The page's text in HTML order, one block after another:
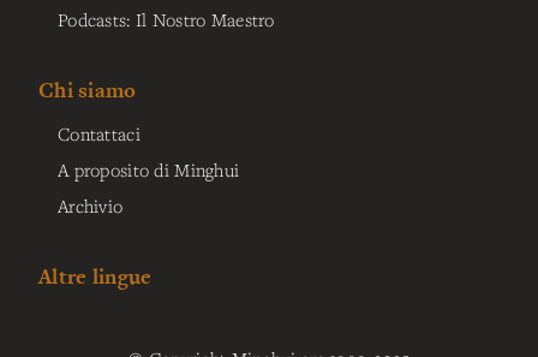
Podcasts: Il Nostro Maestro
Chi siamo
Contattaci
A proposito di Minghui
Archivio
Altre lingue